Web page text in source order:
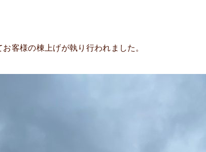
客様の棟上げが執り行われました。